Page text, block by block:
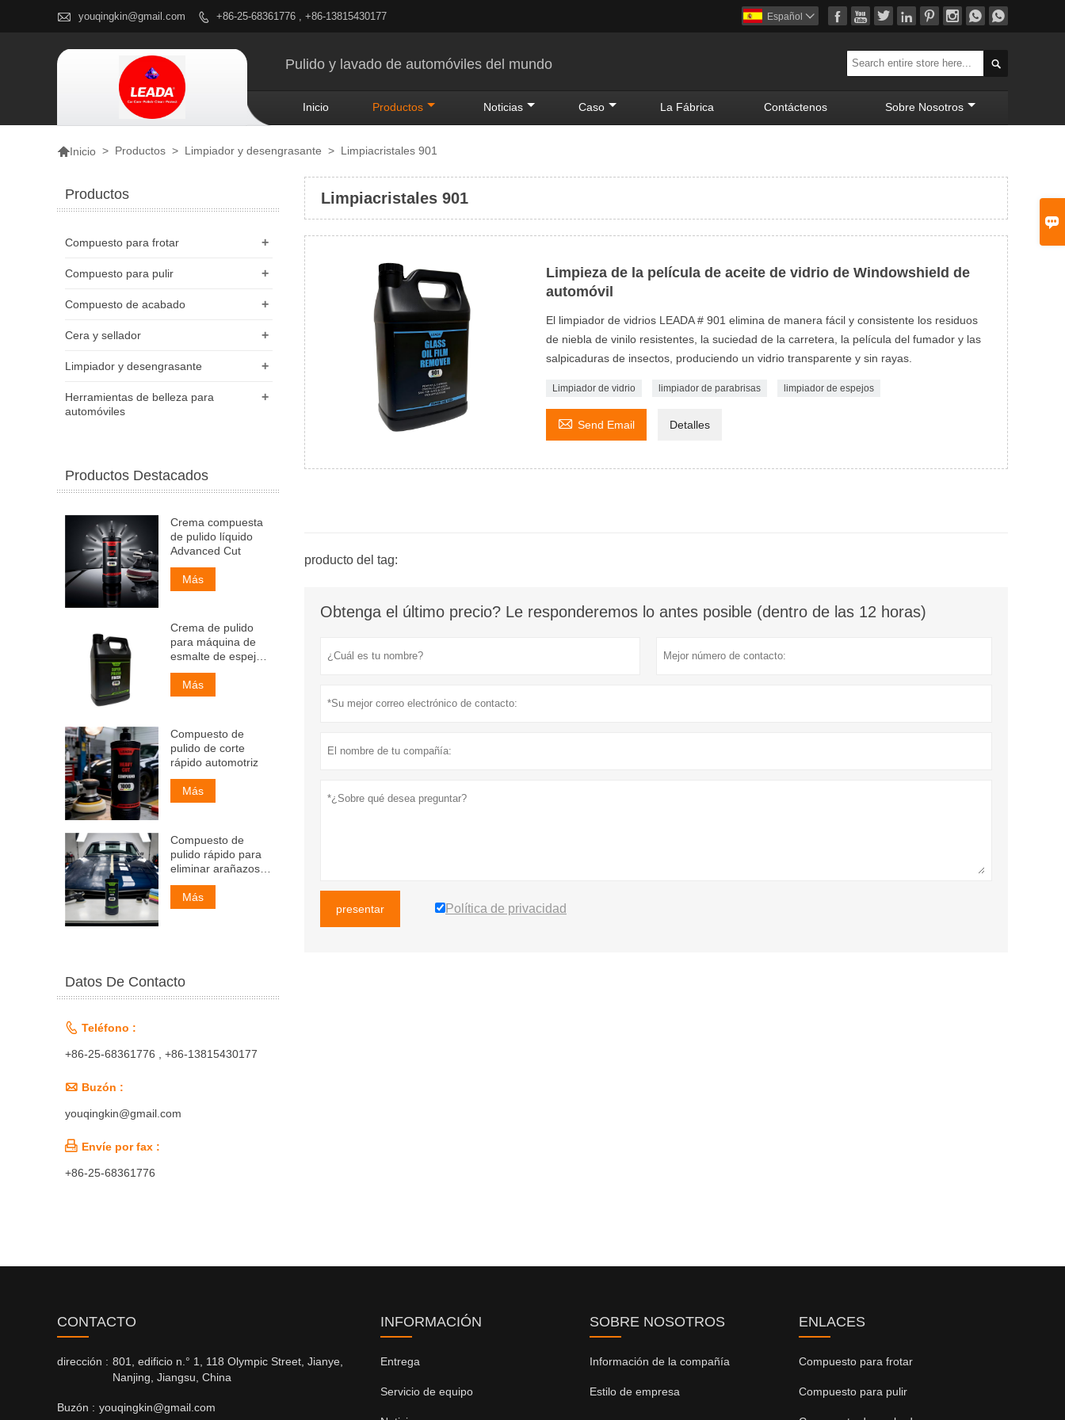

 youqingkin@gmail.com  +86-25-68361776 , +86-13815430177        
Español 
Pulido y lavado de automóviles del mundo 
Inicio Productos Noticias Caso La Fábrica Contáctenos Sobre Nosotros
Inicio > Productos > Limpiador y desengrasante > Limpiacristales 901
Limpiacristales 901
Limpieza de la película de aceite de vidrio de Windowshield de
automóvil
El limpiador de vidrios LEADA # 901 elimina de manera fácil y consistente los residuos
de niebla de vinilo resistentes, la suciedad de la carretera, la película del fumador y las
salpicaduras de insectos, produciendo un vidrio transparente y sin rayas.
Limpiador de vidrio limpiador de parabrisas limpiador de espejos
 Send Email Detalles
producto del tag:
Obtenga el último precio? Le responderemos lo antes posible (dentro de las 12 horas)
presentar Política de privacidad
Productos
+
Compuesto para frotar
+
Compuesto para pulir
+
Compuesto de acabado
+
Cera y sellador
+
Limpiador y desengrasante
+
Herramientas de belleza para
automóviles
Productos Destacados
Crema compuesta
de pulido líquido
Advanced Cut
Más
Crema de pulido
para máquina de
esmalte de espejos
automotrices
Más
Compuesto de
pulido de corte
rápido automotriz
Más
Compuesto de
pulido rápido para
eliminar arañazos
de arena
Más
Datos De Contacto
 Teléfono :
+86-25-68361776 , +86-13815430177
 Buzón :
youqingkin@gmail.com
 Envíe por fax :
+86-25-68361776
CONTACTO
dirección : 801, edificio n.° 1, 118 Olympic Street, Jianye,
Nanjing, Jiangsu, China
Buzón : youqingkin@gmail.com
INFORMACIÓN
Entrega
Servicio de equipo
SOBRE NOSOTROS
Información de la compañía
Estilo de empresa
ENLACES
Compuesto para frotar
Compuesto para pulir